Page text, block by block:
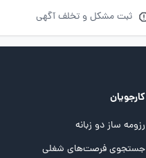
ثبت مشکل و تخلف آگهی
کارجویان
رزومه ساز دو زبانه
جستجوی فرصت‌های شغلی